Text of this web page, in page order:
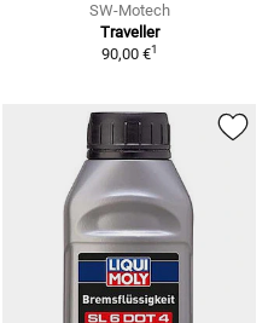
SW-Motech
Traveller
90,00 €1